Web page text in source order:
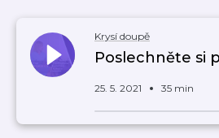
Krysí doupě
Poslechněte si
25. 5. 2021 35 min